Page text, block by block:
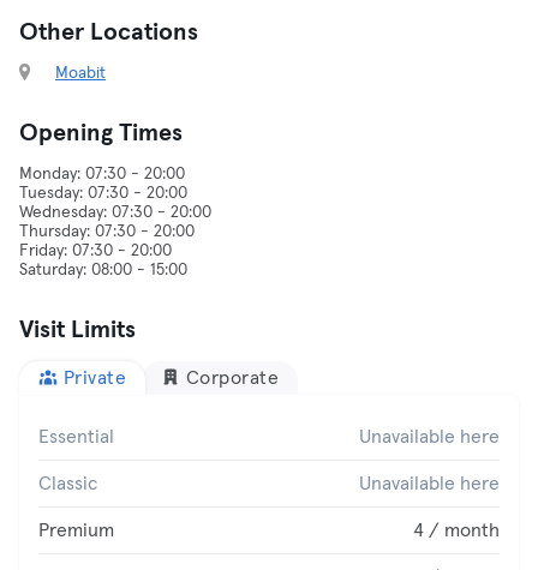
Other Locations
Moabit
Opening Times
Monday: 07:30 - 20:00
Tuesday: 07:30 - 20:00
Wednesday: 07:30 - 20:00
Thursday: 07:30 - 20:00
Friday: 07:30 - 20:00
Visit Limits
Private Corporate
Essential Unavailable here
Classic Unavailable here
Premium 4 / month